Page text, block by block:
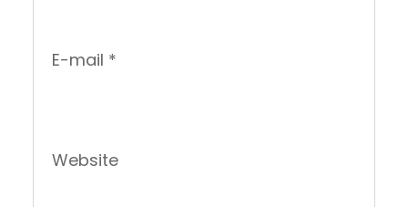
E-mail *
Website